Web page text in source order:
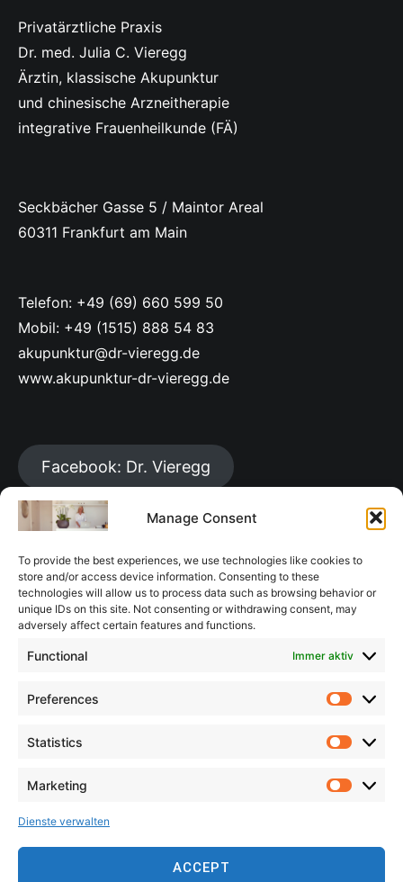
Manage Consent
To provide the best experiences, we use technologies like cookies to
store and/or access device information. Consenting to these
technologies will allow us to process data such as browsing behavior or
unique IDs on this site. Not consenting or withdrawing consent, may
adversely affect certain features and functions.
Functional Immer aktiv
Preferences
Statistics
Marketing
Dienste verwalten
ACCEPT
Privatärztliche Praxis
Dr. med. Julia C. Vieregg
Ärztin, klassische Akupunktur
und chinesische Arzneitherapie
integrative Frauenheilkunde (FÄ)
Seckbächer Gasse 5 / Maintor Areal
60311 Frankfurt am Main
Telefon: +49 (69) 660 599 50
Mobil: +49 (1515) 888 54 83
akupunktur@dr-vieregg.de
www.akupunktur-dr-vieregg.de
Facebook: Dr. Vieregg
nach telefonischer Vereinbarung oder
Terminvereinbarung über E-Mail.
Abrechnung erfolgt gemäß der GOÄ
Profil beiDÄGfA